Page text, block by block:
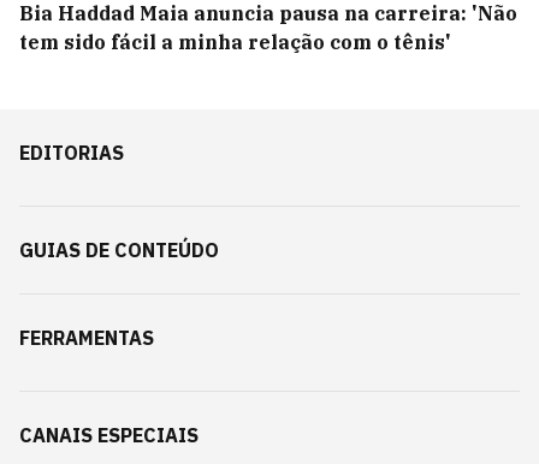
Bia Haddad Maia anuncia pausa na carreira: 'Não
tem sido fácil a minha relação com o tênis'
EDITORIAS
GUIAS DE CONTEÚDO
FERRAMENTAS
CANAIS ESPECIAIS